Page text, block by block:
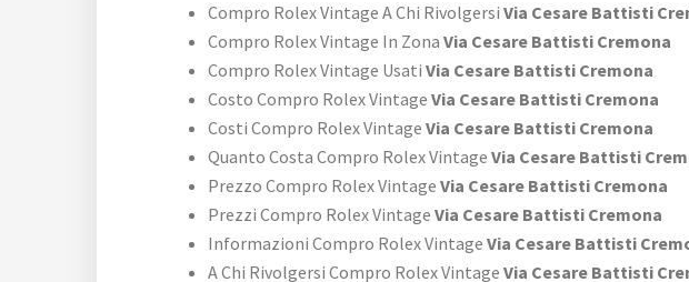
Compro Rolex Vintage A Chi Rivolgersi Via Cesare Battisti
Compro Rolex Vintage In Zona Via Cesare Battisti Cremona
Compro Rolex Vintage Usati Via Cesare Battisti Cremona
Costo Compro Rolex Vintage Via Cesare Battisti Cremona
Costi Compro Rolex Vintage Via Cesare Battisti Cremona
Quanto Costa Compro Rolex Vintage Via Cesare Battisti
Prezzo Compro Rolex Vintage Via Cesare Battisti Cremona
Prezzi Compro Rolex Vintage Via Cesare Battisti Cremona
Informazioni Compro Rolex Vintage Via Cesare Battisti
A Chi Rivolgersi Compro Rolex Vintage Via Cesare Battisti